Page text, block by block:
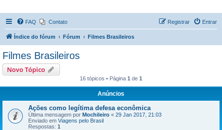
FAQ Contato Entrar
Registrar
Índice do fórum Fórum Filmes Brasileiros
Filmes Brasileiros
Novo Tópico
16 tópicos • Página 1 de 1
Anúncios
Ações como legítima defesa econômica
Última mensagem por Mochileiro « 29 Jan 2017, 21:03
Enviado em Viagens pelo Brasil
Respostas: 1